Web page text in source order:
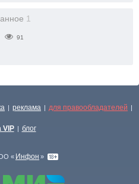
1
91
| реклама | для правообладателей |
VIP | блог
« Инфон »